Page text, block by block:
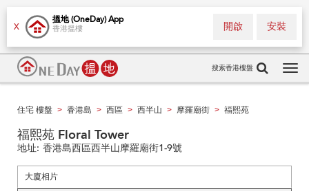
X
搵地 (OneDay) App
香港搵樓 安裝
開啟
搜索香港樓盤
住宅 樓盤 > 香港島 > 西區 > 西半山 > 摩羅廟街 > 福熙苑
福熙苑 Floral Tower
地址: 香港島西區西半山摩羅廟街1-9號
大廈相片